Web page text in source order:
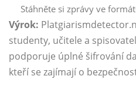
Stáhněte si zprávy ve
Výrok:
studenty, učitele a
podporuje úplné šifrování
kteří se zajímají o